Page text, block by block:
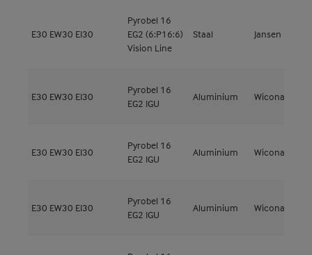
E30 EW30 EI30
Pyrobel 16
EG2 (6:P16:6)
Vision Line
Staal Jansen
E30 EW30 EI30
Pyrobel 16
EG2 IGU
Aluminium Wicona
E30 EW30 EI30
Pyrobel 16
EG2 IGU
Aluminium Wicona
E30 EW30 EI30
Pyrobel 16
EG2 IGU
Aluminium Wicona